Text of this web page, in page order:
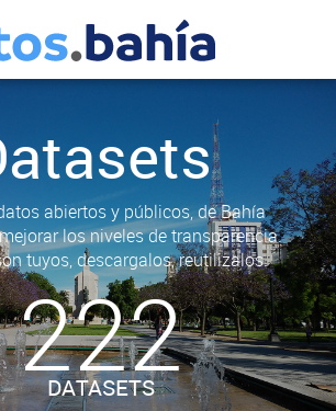
abiertos y públicos, de Bahía
los niveles de transparencia.
tuyos, descargalos, reutilizalos.
222
DATASETS